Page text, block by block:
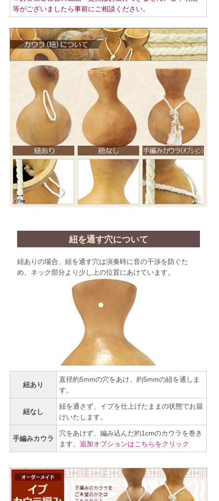
等がございましたら事前にご相談ください。
紐を通す穴について
紐ありの場合、紐を通す穴は演奏時に音の干渉を防ぐた
め、ネック部分より少し上の位置にあけています。
紐あり
直径約5mmの穴をあけ、約5mmの紐を通しま
す。
紐なし
紐を通さず、イプを仕上げたままの状態でお届
けいたします。
手編みカウラ
穴をあけず、編み込んだ約1cmのカウラを巻き
ます。 追加オプションはこちらをクリック